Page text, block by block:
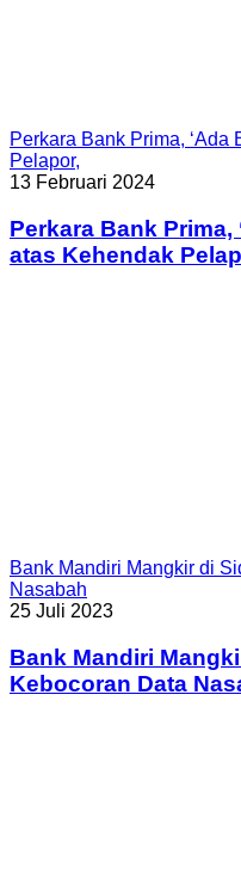
Perkara Bank Prima,
Pelapor,
13 Februari 2024
Perkara Bank Prima,
atas Kehendak
Bank Mandiri Mangkir di
Nasabah
25 Juli 2023
Bank Mandiri
Kebocoran Data